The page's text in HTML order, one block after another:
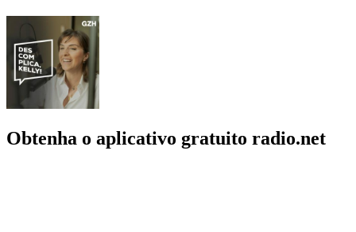
Obtenha o aplicativo gratuito radio.net